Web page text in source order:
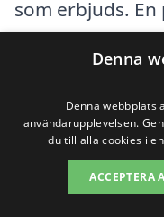
som erbjuds.
undvika
flyttprocessen,
smidig
företagsadress.
Denna
Denna webbplats
användarupplevelsen.
du till alla cookies i
ACCEPTERA